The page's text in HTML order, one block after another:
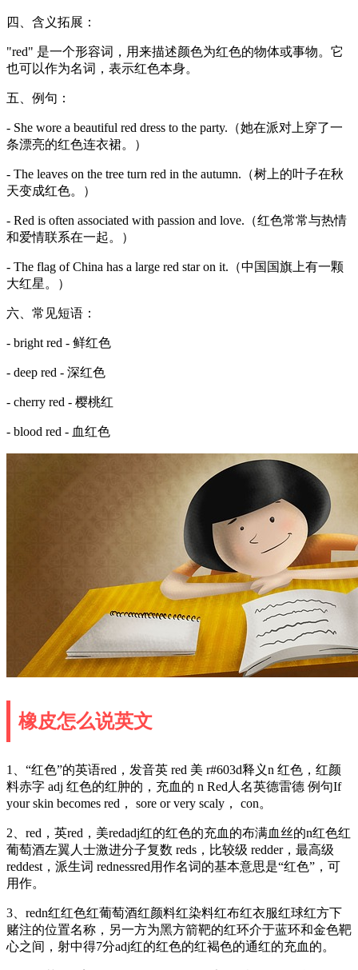
四、含义拓展：
"red" 是一个形容词，用来描述颜色为红色的物体或事物。它
也可以作为名词，表示红色本身。
五、例句：
- She wore a beautiful red dress to the party.（她在派对上穿了一
条漂亮的红色连衣裙。）
- The leaves on the tree turn red in the autumn.（树上的叶子在秋
天变成红色。）
- Red is often associated with passion and love.（红色常常与热情
和爱情联系在一起。）
- The flag of China has a large red star on it.（中国国旗上有一颗
大红星。）
六、常见短语：
- bright red - 鲜红色
- deep red - 深红色
- cherry red - 樱桃红
- blood red - 血红色
橡皮怎么说英文
1、“红色”的英语red，发音英 red 美 r#603d释义n 红色，红颜
料赤字 adj 红色的红肿的，充血的 n Red人名英德雷德 例句If
your skin becomes red， sore or very scaly， con。
2、red，英red，美redadj红的红色的充血的布满血丝的n红色红
葡萄酒左翼人士激进分子复数 reds，比较级 redder，最高级
reddest，派生词 rednessred用作名词的基本意思是“红色”，可
用作。
3、redn红红色红葡萄酒红颜料红染料红布红衣服红球红方下
赌注的位置名称，另一方为黑方箭靶的红环介于蓝环和金色靶
心之间，射中得7分adj红的红色的红褐色的通红的充血的。